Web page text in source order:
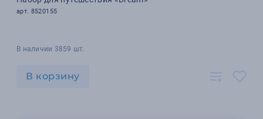
арт. 8520155
В наличии 3859 шт.
В корзину